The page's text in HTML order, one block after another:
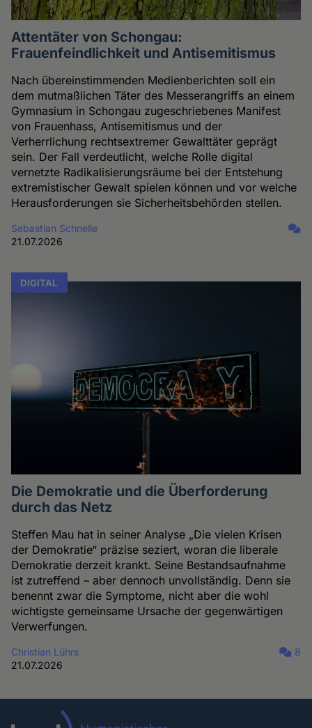
Attentäter von Schongau:
Frauenfeindlichkeit und Antisemitismus
Nach übereinstimmenden Medienberichten soll ein
dem mutmaßlichen Täter des Messerangriffs an einem
Gymnasium in Schongau zugeschriebenes Manifest
von Frauenhass, Antisemitismus und der
Verherrlichung rechtsextremer Gewalttäter geprägt
sein. Der Fall verdeutlicht, welche Rolle digital
vernetzte Radikalisierungsräume bei der Entstehung
extremistischer Gewalt spielen können und vor welche
Herausforderungen sie Sicherheitsbehörden stellen.
Sebastian Schnelle
21.07.2026
DIGITAL
Die Demokratie und die Überforderung
durch das Netz
Steffen Mau hat in seiner Analyse „Die vielen Krisen
der Demokratie“ präzise seziert, woran die liberale
Demokratie derzeit krankt. Seine Bestandsaufnahme
ist zutreffend – aber dennoch unvollständig. Denn sie
benennt zwar die Symptome, nicht aber die wohl
wichtigste gemeinsame Ursache der gegenwärtigen
Verwerfungen.
Christian Lührs
21.07.2026
8